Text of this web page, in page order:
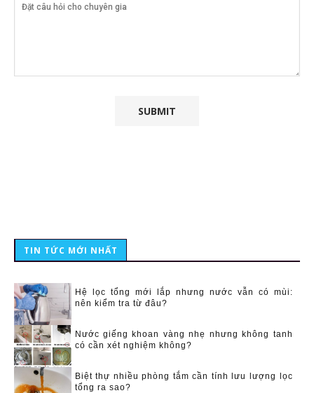
TIN TỨC MỚI NHẤT
Hệ lọc tổng mới lắp nhưng nước vẫn có mùi:
nên kiểm tra từ đâu?
Nước giếng khoan vàng nhẹ nhưng không tanh
có cần xét nghiệm không?
Biệt thự nhiều phòng tắm cần tính lưu lượng lọc
tổng ra sao?